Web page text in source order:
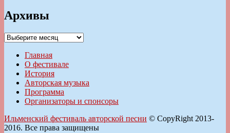
Архивы
Архивы
Главная
О фестивале
История
Авторская музыка
Программа
Организаторы и спонсоры
Ильменский фестиваль авторской песни © CopyRight 2013-
2016. Все права защищены